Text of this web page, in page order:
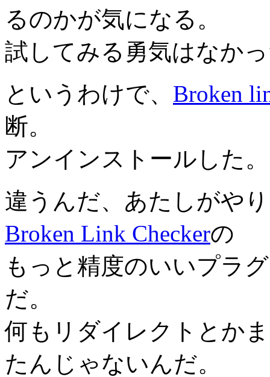
るのかが気になる。
試してみる勇気はなか
というわけで、 Broken
断。
アンインストールした。
違うんだ、あたしがや
Broken Link Checkerの
もっと精度のいいプラ
だ。
何もリダイレクトとか
たんじゃないんだ。